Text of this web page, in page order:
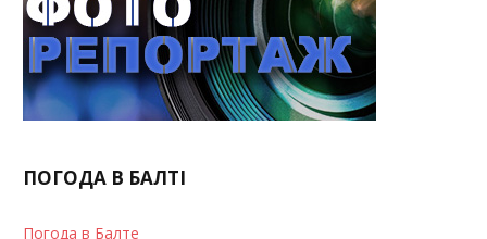
ПОГОДА В БАЛТІ
Погода в Балте